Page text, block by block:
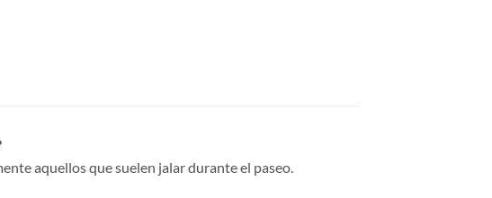
aquellos que suelen jalar durante el paseo.